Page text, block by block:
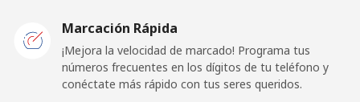
Celular ⁦6.9¢⁩
144 min por
⁦$10⁩
Marcación Rápida
¡Mejora la velocidad de marcado! Programa tus
números frecuentes en los dígitos de tu teléfono y
conéctate más rápido con tus seres queridos.